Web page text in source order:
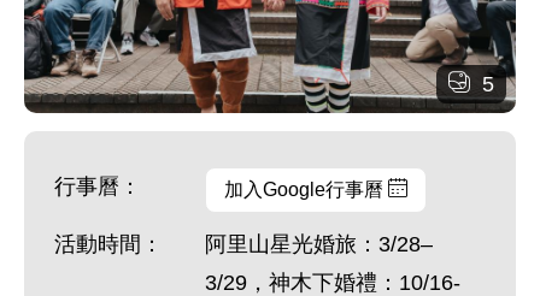
5
行事曆： 加入Google行事曆
活動時間：
阿里山星光婚旅：3/28–
3/29，神木下婚禮：10/16-